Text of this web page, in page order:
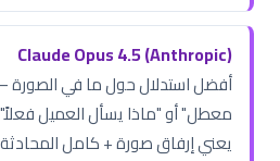
Claude Opus 4.5 (Anthropic)
أفضل استدلال حول ما في الصورة —
يعني إرفاق صورة + كامل